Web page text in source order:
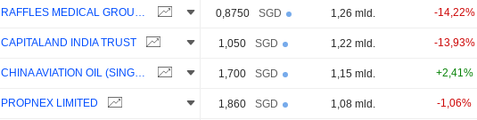
RAFFLES MEDICAL GROUP LTD 0,8750 SGD 1,26 mld. -14,22%
CAPITALAND INDIA TRUST 1,050 SGD 1,22 mld. -13,93%
CHINA AVIATION OIL (SINGAPORE) CORPORATION LTD 1,700 SGD 1,15 mld. +2,41%
PROPNEX LIMITED 1,860 SGD 1,08 mld. -1,06%